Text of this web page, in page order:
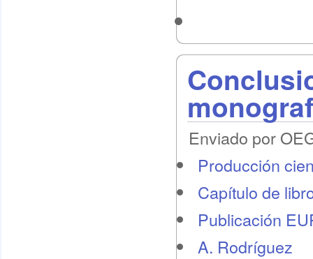
Enviado por
Producción
Capítulo de
Publicación
A. Rodríguez